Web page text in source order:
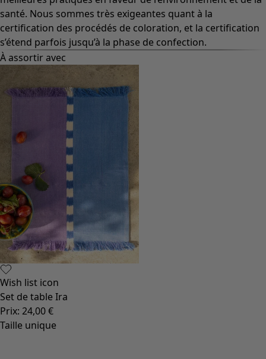
santé. Nous sommes très exigeantes quant à la
certification des procédés de coloration, et la certification
s’étend parfois jusqu’à la phase de confection.
À assortir avec
Wish list icon
Set de table Ira
Prix: 24,00 €
Taille unique